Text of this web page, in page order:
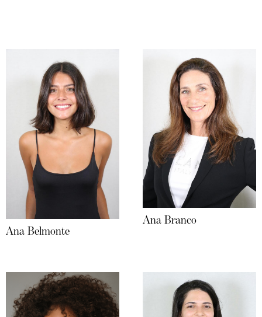
Ana Belmonte
Ana Branco